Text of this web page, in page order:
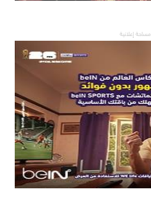
مساحة إعلانية